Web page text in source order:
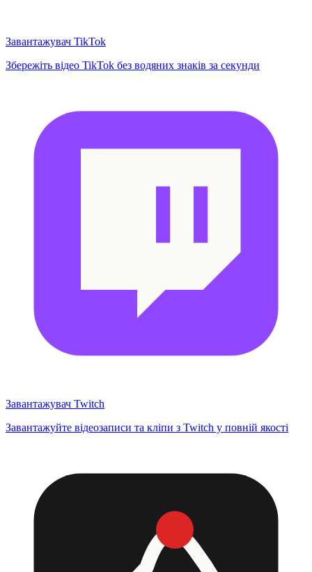
Завантажувач TikTok
Збережіть відео TikTok без водяних знаків за секунди
Завантажувач Twitch
Завантажуйте відеозаписи та кліпи з Twitch у повній якості